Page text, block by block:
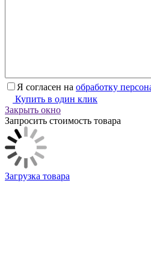
Я согласен на обработку
Купить в один клик
Закрыть окно
Запросить стоимость товара
Загрузка товара